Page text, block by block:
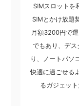
SIMスロットを
SIMとかけ放題
月額3200円で
でもあり、デス
り、ノートパソ
快適に過ごせる
るガジェット